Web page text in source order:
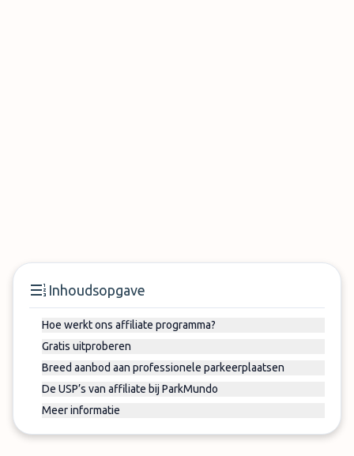
Inhoudsopgave
Hoe werkt ons affiliate programma?
Gratis uitproberen
Breed aanbod aan professionele parkeerplaatsen
De USP’s van affiliate bij ParkMundo
Meer informatie